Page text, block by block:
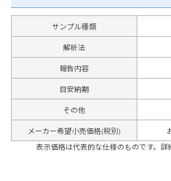
サンプル種類
解析法
報告内容
目安納期
その他
メーカー希望小売価格(税別)
表示価格は代表的な仕様のものです。詳